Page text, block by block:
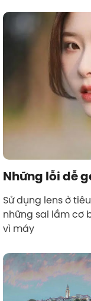
Những lỗi dễ
Sử dụng lens ở
những sai lầm cơ
vì máy